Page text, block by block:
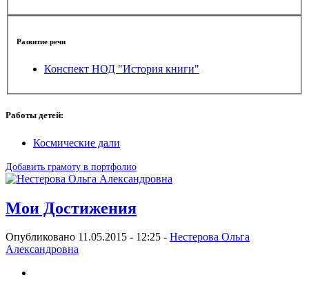
Развитие речи
Конспект НОД "История книги"
Работы детей:
Космические дали
Добавить грамоту в портфолио
Мои Достижения
Опубликовано 11.05.2015 - 12:25 - Нестерова Ольга
Александровна